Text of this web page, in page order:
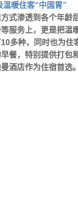
暖住客“中国胃”
式渗透到各个年龄
服务上，更是把温
多种，同时也为
餐，特别提供打包
酒店作为住宿首选。